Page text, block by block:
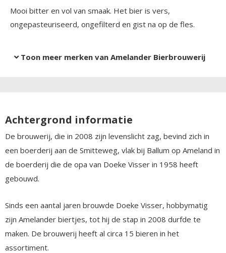
Mooi bitter en vol van smaak. Het bier is vers,
ongepasteuriseerd, ongefilterd en gist na op de fles.
Toon meer merken van Amelander Bierbrouwerij
Achtergrond informatie
De brouwerij, die in 2008 zijn levenslicht zag, bevind zich in
een boerderij aan de Smitteweg, vlak bij Ballum op Ameland in
de boerderij die de opa van Doeke Visser in 1958 heeft
gebouwd.
Sinds een aantal jaren brouwde Doeke Visser, hobbymatig
zijn Amelander biertjes, tot hij de stap in 2008 durfde te
maken. De brouwerij heeft al circa 15 bieren in het
assortiment.